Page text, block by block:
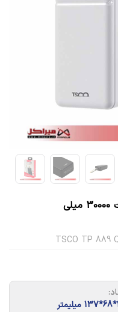
پاوربانک تسکو مدل TP 889 ظرفیت 30000 میلی
TSCO TP 889